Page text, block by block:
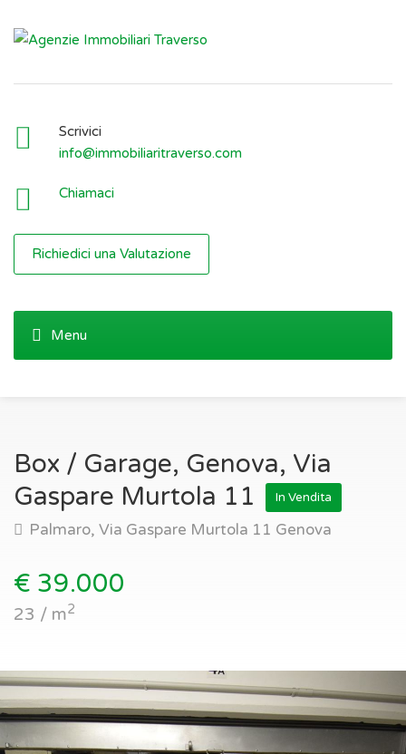
Scrivici
info@immobiliaritraverso.com
Chiamaci
Richiedici una Valutazione
Box / Garage, Genova, Via
Gaspare Murtola 11
In Vendita
Palmaro, Via Gaspare Murtola 11 Genova
€ 39.000
23 / m2